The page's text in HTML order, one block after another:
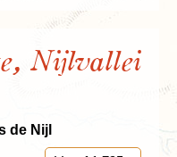
Nijlvallei
de Nijl